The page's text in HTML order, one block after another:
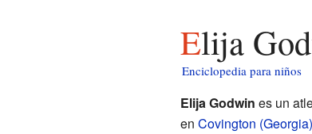
Elija
Enciclopedia para niños
Elija Godwin es un
en Covington (Georgia)